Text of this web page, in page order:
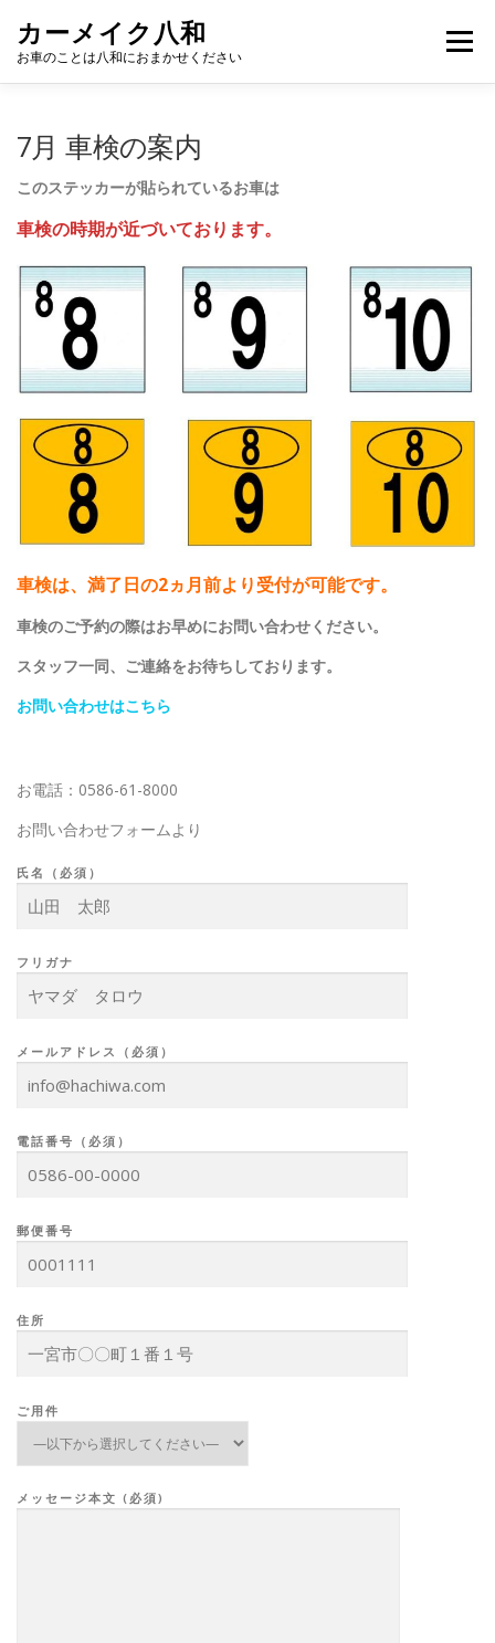
カーメイク八和
お車のことは八和におまかせください
メニュー
7月 車検の案内
このステッカーが貼られているお車は
車検の時期が近づいております。
車検は、満了日の2ヵ月前より受付が可能です。
車検のご予約の際はお早めにお問い合わせください。
スタッフ一同、ご連絡をお待ちしております。
お問い合わせはこちら
お電話：0586-61-8000
お問い合わせフォームより
氏名（必須）
フリガナ
メールアドレス（必須）
電話番号（必須）
郵便番号
住所
ご用件
メッセージ本文 (必須)